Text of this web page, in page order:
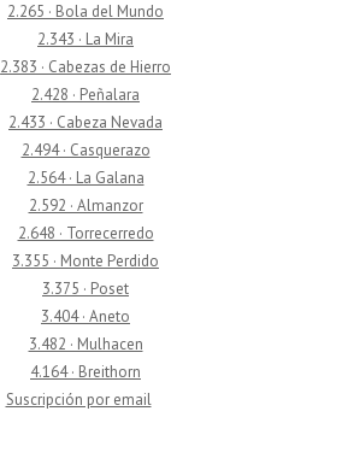
2.265 · Bola del Mundo
2.343 · La Mira
2.383 · Cabezas de Hierro
2.428 · Peñalara
2.433 · Cabeza Nevada
2.494 · Casquerazo
2.564 · La Galana
2.592 · Almanzor
2.648 · Torrecerredo
3.355 · Monte Perdido
3.375 · Poset
3.404 · Aneto
3.482 · Mulhacen
4.164 · Breithorn
Suscripción por email